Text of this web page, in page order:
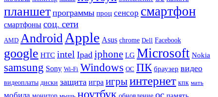
планшет программы проц сенсор смартфон
смартфоны соц. сети
AMD Android Apple Asus chrome Dell Facebook
google HTC intel Ipad iphone LG Microsoft Nokia
samsung Sony Wi-Fi Windows ОС ПК браузер видео
видеоплаты диски защита игра игрыинтернет кпк мать
монитор ноутбук обновление ос память